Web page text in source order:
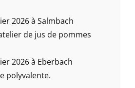
2026 à Salmbach
de jus de pommes
2026 à Eberbach
polyvalente.